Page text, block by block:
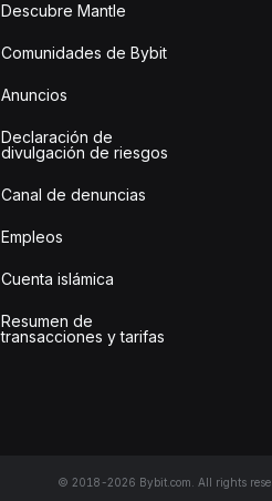
Descubre Mantle
Comunidades de Bybit
Anuncios
Declaración de
divulgación de riesgos
Canal de denuncias
Empleos
Cuenta islámica
Resumen de
transacciones y tarifas
© 2018-2026 Bybit.com. All rights